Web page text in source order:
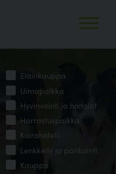
Eläinkauppa
Uimapaikka
Hyvinvointi ja hoitolat
Harrastuspaikka
Koirahotelli
Lenkkeily ja patikointi
Kauppa